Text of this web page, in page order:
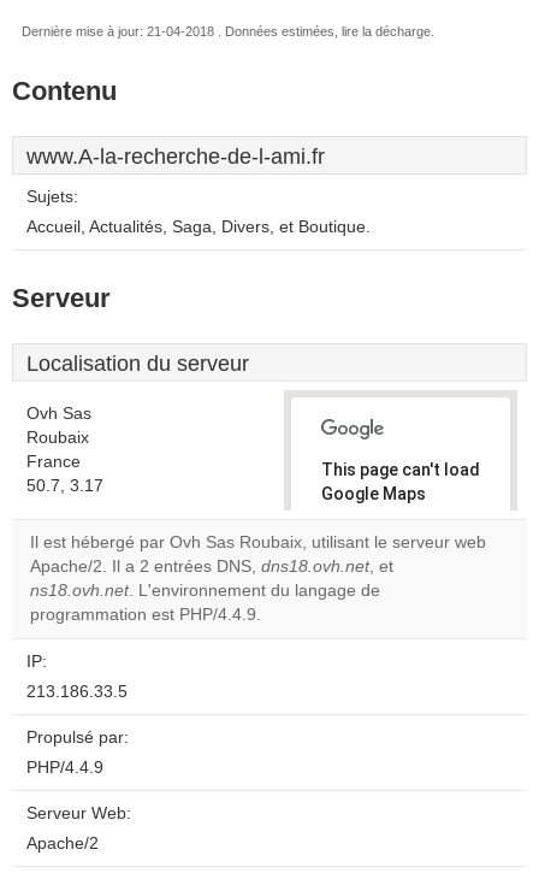
Dernière mise à jour: 21-04-2018 . Données estimées, lire la décharge.
Contenu
www.A-la-recherche-de-l-ami.fr
Sujets:
Accueil, Actualités, Saga, Divers, et Boutique.
Serveur
Localisation du serveur
Ovh Sas
Roubaix
France
50.7, 3.17
This page can't load
Google Maps
correctly.
Do you
own this
Il est hébergé par Ovh Sas Roubaix, utilisant le serveur web
Apache/2. Il a 2 entrées DNS, dns18.ovh.net, et
ns18.ovh.net. L'environnement du langage de
programmation est PHP/4.4.9.
IP:
213.186.33.5
Propulsé par:
PHP/4.4.9
Serveur Web:
Apache/2